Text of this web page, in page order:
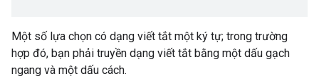
Một số lựa chọn có dạng viết tắt một ký tự; trong trường
hợp đó, bạn phải truyền dạng viết tắt bằng một dấu gạch
ngang và một dấu cách.